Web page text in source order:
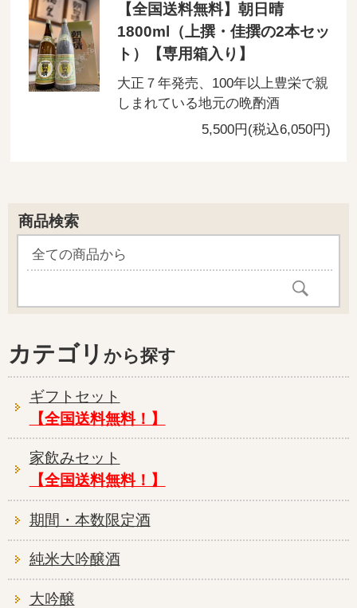
【全国送料無料】朝日晴
1800ml（上撰・佳撰の2本セッ
ト）【専用箱入り】
大正７年発売、100年以上豊栄で親
しまれている地元の晩酌酒
5,500円(税込6,050円)
商品検索
カテゴリ
ギフトセット
【全国送料無料！】
家飲みセット
【全国送料無料！】
期間・本数限定酒
純米大吟醸酒
大吟醸